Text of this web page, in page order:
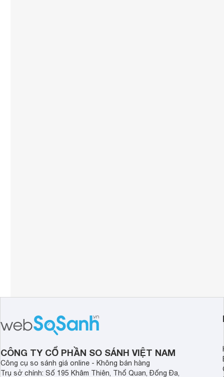
CÔNG TY CỔ PHẦN SO SÁNH VIỆT NAM
Công cụ so sánh giá online - Không bán hàng
Trụ sở chính: Số 195 Khâm Thiên, Thổ Quan, Đống Đa,